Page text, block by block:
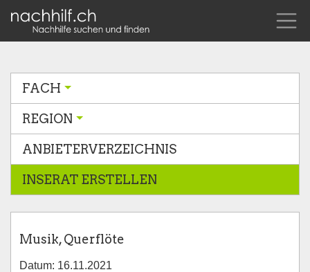
FACH
REGION
ANBIETERVERZEICHNIS
INSERAT ERSTELLEN
Musik, Querflöte
Datum: 16.11.2021